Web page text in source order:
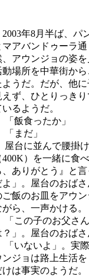
年8月半ば、パ
マアバンドゥーラ
、アウンジョの姿
動場所を中華街か
ようだ。だが、他
えず、ひとりっき
いるようだ。
飯食ったか」
まだ」
台に並んで腰掛
400K）を一緒に食
、ありがとう』と
よ」。屋台のおば
ご飯のお皿をアウ
がら、一声かける。
この子のお父さ
？」。屋台のおば
いないよ」。実
ンジョは路上生活
けは事実のようだ。